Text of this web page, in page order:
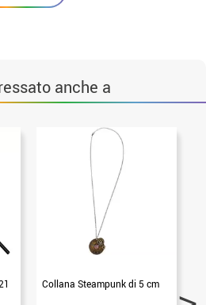
anche a
Collana Steampunk di 5 cm